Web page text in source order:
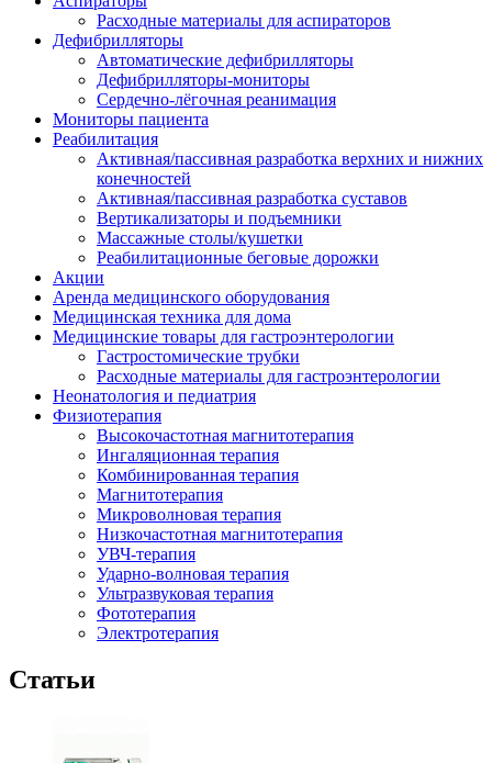
Расходные материалы для аспираторов
Дефибрилляторы
Автоматические дефибрилляторы
Дефибрилляторы-мониторы
Сердечно-лёгочная реанимация
Мониторы пациента
Реабилитация
Активная/пассивная разработка верхних и нижних
конечностей
Активная/пассивная разработка суставов
Вертикализаторы и подъемники
Массажные столы/кушетки
Реабилитационные беговые дорожки
Акции
Аренда медицинского оборудования
Медицинская техника для дома
Медицинские товары для гастроэнтерологии
Гастростомические трубки
Расходные материалы для гастроэнтерологии
Неонатология и педиатрия
Физиотерапия
Высокочастотная магнитотерапия
Ингаляционная терапия
Комбинированная терапия
Магнитотерапия
Микроволновая терапия
Низкочастотная магнитотерапия
УВЧ-терапия
Ударно-волновая терапия
Ультразвуковая терапия
Фототерапия
Электротерапия
Статьи